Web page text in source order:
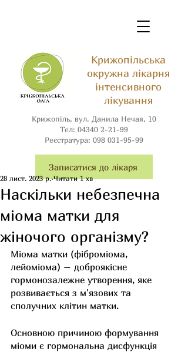
Крижопільська
окружна лікарня
інтенсивного
лікування
Крижопіль, вул. Данила Нечая, 10
Тел: 04340 2-21-99
Реєстратура: 098 031-95-99
Записатися до лікаря
Наскільки небезпечна
міома матки для
жіночого організму?
28 лист. 2023 р. Читати 1 хв
Міома матки (фіброміома,
лейоміома) – доброякісне
гормонозалежне утворення, яке
розвивається з м'язових та
сполучних клітин матки.
Основною причиною формування
міоми є гормональна дисфункція